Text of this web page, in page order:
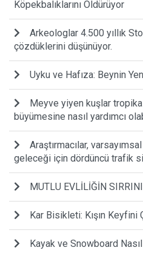
Köpekbalıklarını Öldürüyor
Arkeologlar 4.500 yıllık
çözdüklerini düşünüyor.
Uyku ve Hafıza: Beynin
Meyve yiyen kuşlar
büyümesine nasıl yardımcı
Araştırmacılar,
geleceği için dördüncü trafik
MUTLU EVLİLİĞİN
Kar Bisikleti: Kışın Keyfini
Kayak ve Snowboard